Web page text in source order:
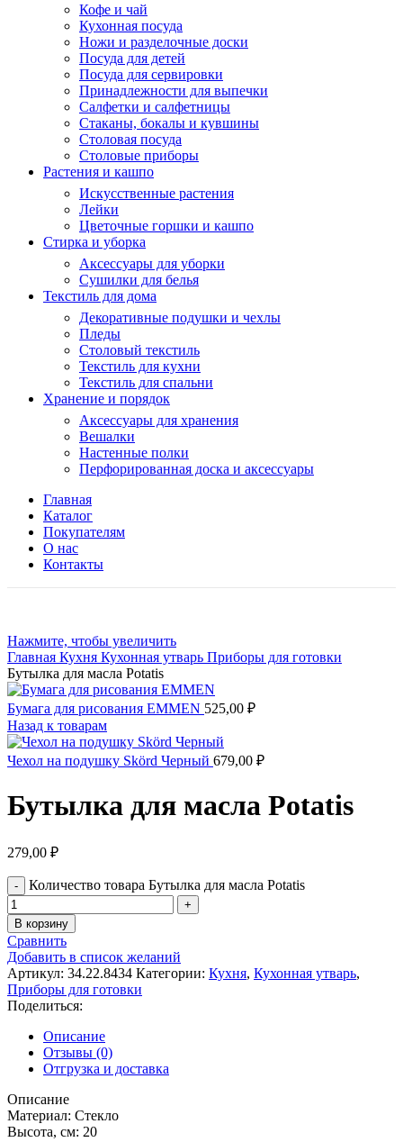
Кофе и чай
Кухонная посуда
Ножи и разделочные доски
Посуда для детей
Посуда для сервировки
Принадлежности для выпечки
Салфетки и салфетницы
Стаканы, бокалы и кувшины
Столовая посуда
Столовые приборы
Растения и кашпо
Искусственные растения
Лейки
Цветочные горшки и кашпо
Стирка и уборка
Аксессуары для уборки
Сушилки для белья
Текстиль для дома
Декоративные подушки и чехлы
Пледы
Столовый текстиль
Текстиль для кухни
Текстиль для спальни
Хранение и порядок
Аксессуары для хранения
Вешалки
Настенные полки
Перфорированная доска и аксессуары
Главная
Каталог
Покупателям
О нас
Контакты
Нажмите, чтобы увеличить
Главная Кухня Кухонная утварь Приборы для готовки
Бутылка для масла Potatis
Бумага для рисования EMMEN 525,00 ₽
Назад к товарам
Чехол на подушку Skörd Черный 679,00 ₽
Бутылка для масла Potatis
279,00 ₽
Количество товара Бутылка для масла Potatis
В корзину
Сравнить
Добавить в список желаний
Артикул: 34.22.8434 Категории: Кухня, Кухонная утварь,
Приборы для готовки
Поделиться:
Описание
Отзывы (0)
Отгрузка и доставка
Описание
Материал: Стекло
Высота, см: 20